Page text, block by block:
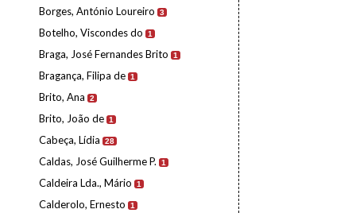
Borges, António Loureiro 3
Botelho, Viscondes do 1
Braga, José Fernandes Brito 1
Bragança, Filipa de 1
Brito, Ana 2
Brito, João de 1
Cabeça, Lídia 28
Caldas, José Guilherme P. 1
Caldeira Lda., Mário 1
Calderolo, Ernesto 1